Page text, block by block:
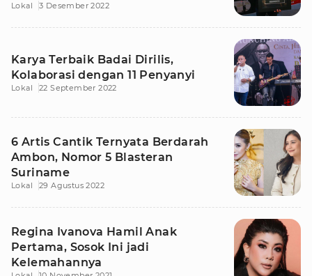
Lokal 3 Desember 2022
Karya Terbaik Badai Dirilis,
Kolaborasi dengan 11 Penyanyi
Lokal 22 September 2022
6 Artis Cantik Ternyata Berdarah
Ambon, Nomor 5 Blasteran
Suriname
Lokal 29 Agustus 2022
Regina Ivanova Hamil Anak
Pertama, Sosok Ini jadi
Kelemahannya